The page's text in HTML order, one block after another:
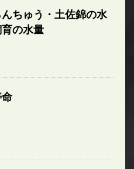
ちゅう・土佐錦の水
の水量